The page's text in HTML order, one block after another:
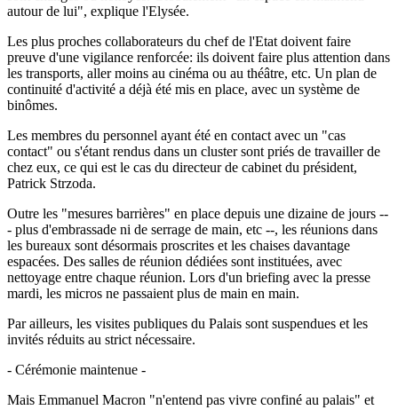
autour de lui", explique l'Elysée.
Les plus proches collaborateurs du chef de l'Etat doivent faire
preuve d'une vigilance renforcée: ils doivent faire plus attention dans
les transports, aller moins au cinéma ou au théâtre, etc. Un plan de
continuité d'activité a déjà été mis en place, avec un système de
binômes.
Les membres du personnel ayant été en contact avec un "cas
contact" ou s'étant rendus dans un cluster sont priés de travailler de
chez eux, ce qui est le cas du directeur de cabinet du président,
Patrick Strzoda.
Outre les "mesures barrières" en place depuis une dizaine de jours --
- plus d'embrassade ni de serrage de main, etc --, les réunions dans
les bureaux sont désormais proscrites et les chaises davantage
espacées. Des salles de réunion dédiées sont instituées, avec
nettoyage entre chaque réunion. Lors d'un briefing avec la presse
mardi, les micros ne passaient plus de main en main.
Par ailleurs, les visites publiques du Palais sont suspendues et les
invités réduits au strict nécessaire.
- Cérémonie maintenue -
Mais Emmanuel Macron "n'entend pas vivre confiné au palais" et